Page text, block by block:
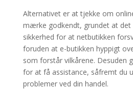
Alternativet er at tjekke om
mærke godkendt, grundet at det
sikkerhed for at netbutikken
foruden at e-butikken hyppigt
som forstår vilkårene. Desuden
for at få assistance, såfremt du
problemer ved din handel.